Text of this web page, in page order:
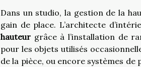
Dans un studio, la gestion de la
gain de place. L’architecte
hauteur grâce à l’installation de
pour les objets utilisés
de la pièce, ou encore systèmes